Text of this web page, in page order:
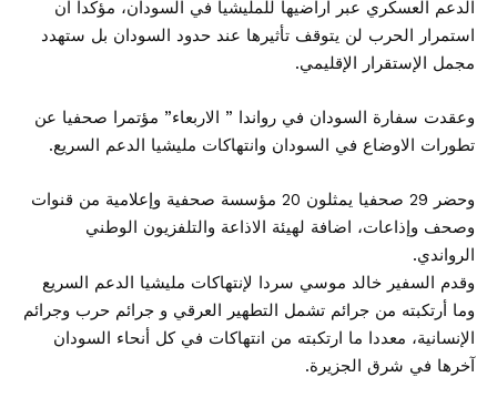
الدعم العسكري عبر اراضيها للمليشيا في السودان، مؤكدا ان
استمرار الحرب لن يتوقف تأثيرها عند حدود السودان بل ستهدد
مجمل الإستقرار الإقليمي.
وعقدت سفارة السودان في رواندا ” الاربعاء” مؤتمرا صحفيا عن
تطورات الاوضاع في السودان وانتهاكات مليشيا الدعم السريع.
وحضر 29 صحفيا يمثلون 20 مؤسسة صحفية وإعلامية من قنوات
وصحف وإذاعات، اضافة لهيئة الاذاعة والتلفزيون الوطني
الرواندي.
وقدم السفير خالد موسي سردا لإنتهاكات مليشيا الدعم السريع
وما أرتكبته من جرائم تشمل التطهير العرقي و جرائم حرب وجرائم
الإنسانية، معددا ما ارتكبته من انتهاكات في كل أنحاء السودان
آخرها في شرق الجزيرة.